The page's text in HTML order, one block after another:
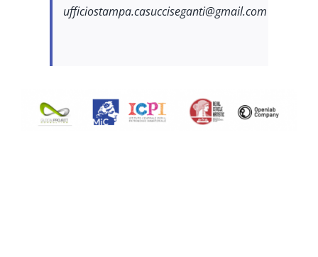
ufficiostampa.casucciseganti@gmail.com